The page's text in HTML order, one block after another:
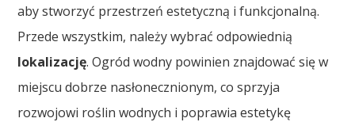
aby stworzyć przestrzeń estetyczną i funkcjonalną.
Przede wszystkim, należy wybrać odpowiednią
lokalizację. Ogród wodny powinien znajdować się w
miejscu dobrze nasłonecznionym, co sprzyja
rozwojowi roślin wodnych i poprawia estetykę